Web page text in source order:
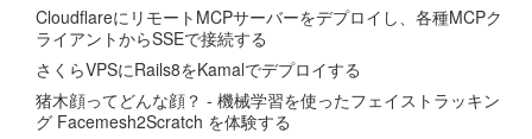
CloudflareにリモートMCPサーバーをデプロイし、各種MCPク
ライアントからSSEで接続する
さくらVPSにRails8をKamalでデプロイする
猪木顔ってどんな顔？ - 機械学習を使ったフェイストラッキン
グ Facemesh2Scratch を体験する